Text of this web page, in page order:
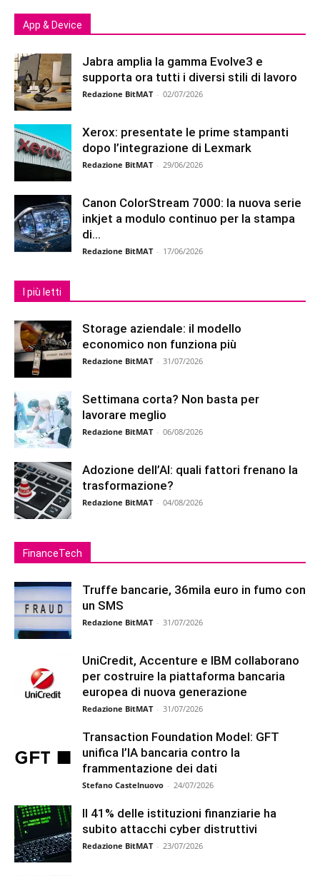
App & Device
Jabra amplia la gamma Evolve3 e
supporta ora tutti i diversi stili di lavoro
Redazione BitMAT - 02/07/2026
Xerox: presentate le prime stampanti
dopo l’integrazione di Lexmark
Redazione BitMAT - 29/06/2026
Canon ColorStream 7000: la nuova serie
inkjet a modulo continuo per la stampa
di...
Redazione BitMAT - 17/06/2026
I più letti
Storage aziendale: il modello
economico non funziona più
Redazione BitMAT - 31/07/2026
Settimana corta? Non basta per
lavorare meglio
Redazione BitMAT - 06/08/2026
Adozione dell’AI: quali fattori frenano la
trasformazione?
Redazione BitMAT - 04/08/2026
FinanceTech
Truffe bancarie, 36mila euro in fumo con
un SMS
Redazione BitMAT - 31/07/2026
UniCredit, Accenture e IBM collaborano
per costruire la piattaforma bancaria
europea di nuova generazione
Redazione BitMAT - 31/07/2026
Transaction Foundation Model: GFT
unifica l’IA bancaria contro la
frammentazione dei dati
Stefano Castelnuovo - 24/07/2026
Il 41% delle istituzioni finanziarie ha
subito attacchi cyber distruttivi
Redazione BitMAT - 23/07/2026